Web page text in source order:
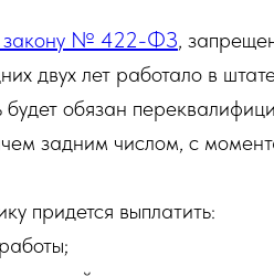
закону № 422-ФЗ,
двух лет работало в
обязан
задним числом, с
придется выплатить: